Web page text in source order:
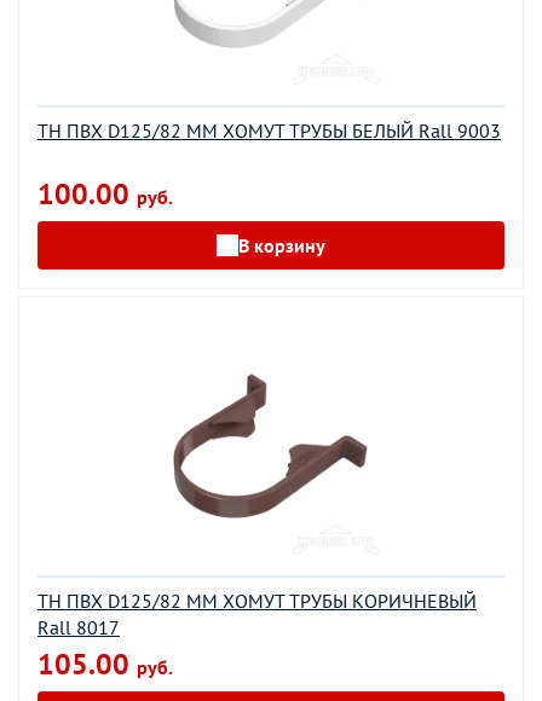
ТН ПВХ D125/82 ММ ХОМУТ ТРУБЫ БЕЛЫЙ Rall 9003
100.00 руб.
В корзину
ТН ПВХ D125/82 ММ ХОМУТ ТРУБЫ КОРИЧНЕВЫЙ
Rall 8017
105.00 руб.